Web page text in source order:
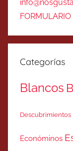
Categorías
Blancos
Descubrimientos
Económinos